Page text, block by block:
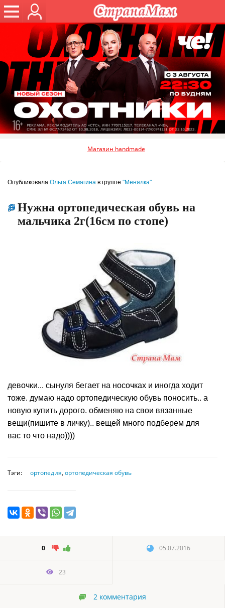
Магазин handmade
Опубликовала Ольга Семагина в группе "Менялка"
Нужна ортопедическая обувь на
мальчика 2г(16см по стопе)
девочки... сынуля бегает на носочках и иногда ходит
тоже. думаю надо ортопедическую обувь поносить.. а
новую купить дорого. обменяю на свои вязанные
вещи(пишите в личку).. вещей много подберем для
вас то что надо))))
Тэги: ортопедия, ортопедическая обувь
0 05.07.2016
23
2 комментария